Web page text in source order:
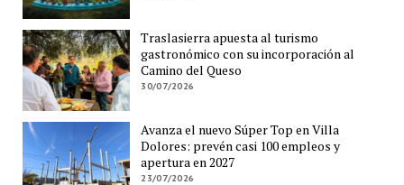
Traslasierra apuesta al turismo
gastronómico con su incorporación al
Camino del Queso
30/07/2026
Avanza el nuevo Súper Top en Villa
Dolores: prevén casi 100 empleos y
apertura en 2027
23/07/2026